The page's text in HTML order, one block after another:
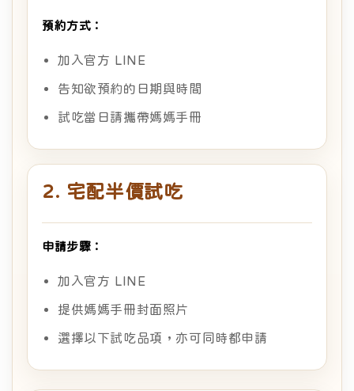
預約方式：
加入官方 LINE
告知欲預約的日期與時間
試吃當日請攜帶媽媽手冊
2. 宅配半價試吃
申請步驟：
加入官方 LINE
提供媽媽手冊封面照片
選擇以下試吃品項，亦可同時都申請